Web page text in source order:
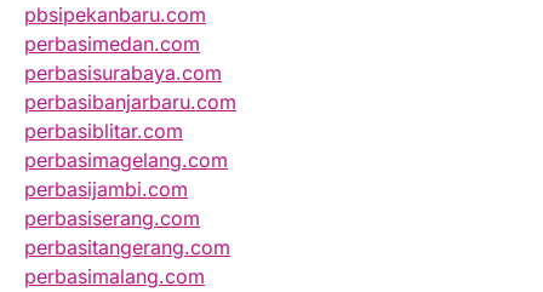
pbsipekanbaru.com
perbasimedan.com
perbasisurabaya.com
perbasibanjarbaru.com
perbasiblitar.com
perbasimagelang.com
perbasijambi.com
perbasiserang.com
perbasitangerang.com
perbasimalang.com